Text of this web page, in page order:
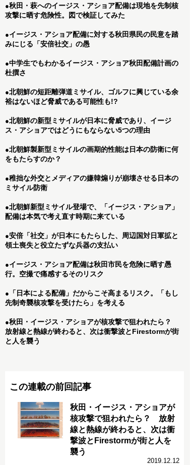
●秋田・萩へのイージス・アショア配備は現地を先制核
攻撃に晒す危険性。図で検証してみた
●イージス・アショア配備に対する秋田県民の民意を踏
みにじる「安倍社交」の愚
●中学生でもわかるイージス・アショア秋田配備計画の
杜撰さ
●北朝鮮の短距離弾道ミサイル、ゴルフに興じている余
裕はないほど脅威である可能性も!?
●北朝鮮の新型ミサイルが日本に脅威であり、イージ
ス・アショアではどうにもならない5つの理由
●北朝鮮製新型ミサイルの画期的性能は日本の防衛に何
をもたらすのか？
●稚拙な外交とメディアの嫌韓煽りが崩壊させる日本の
ミサイル防衛
●北朝鮮新型ミサイル登場で、「イージス・アショア」
配備は本気で考え直す時期に来ている
●安倍「社交」が日本にもたらした、周辺国対日軍拡と
領土喪失と役立たずな兵器の支払い
●イージス・アショア配備は秋田市民を危険に晒す愚
行。空撮で痛感するそのリスク
● 「日本による配備」だからこそ高まるリスク。「もし
先制奇襲核攻撃を受けたら」を考える
●秋田・イージス・アショアが核攻撃で狙われたら？
放射線と熱線が終わると、次は衝撃波とFirestormが街
と人を襲う
この連載の前回記事
秋田・イージス・アショアが
核攻撃で狙われたら？ 放射
線と熱線が終わると、次は衝
撃波とFirestormが街と人を
襲う
2019.12.12